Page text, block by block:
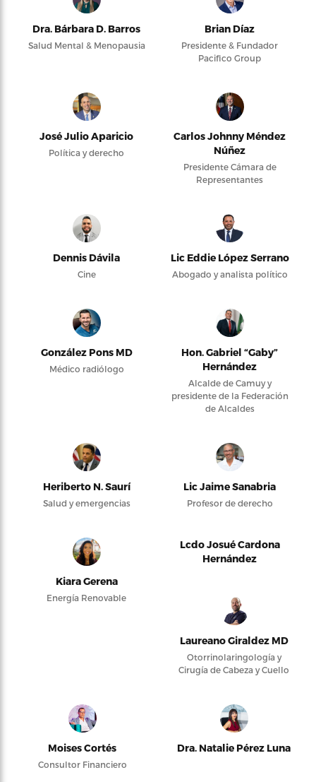
Dra. Bárbara D. Barros
Salud Mental & Menopausia
Brian Díaz
Presidente & Fundador
Pacifico Group
José Julio Aparicio
Política y derecho
Carlos Johnny Méndez
Núñez
Presidente Cámara de
Representantes
Dennis Dávila
Cine
Lic Eddie López Serrano
Abogado y analista político
González Pons MD
Médico radiólogo
Hon. Gabriel “Gaby”
Hernández
Alcalde de Camuy y
presidente de la Federación
de Alcaldes
Heriberto N. Saurí
Salud y emergencias
Lic Jaime Sanabria
Profesor de derecho
Kiara Gerena
Energía Renovable
Lcdo Josué Cardona
Hernández
Laureano Giraldez MD
Otorrinolaringología y
Cirugía de Cabeza y Cuello
Moises Cortés
Consultor Financiero
Dra. Natalie Pérez Luna